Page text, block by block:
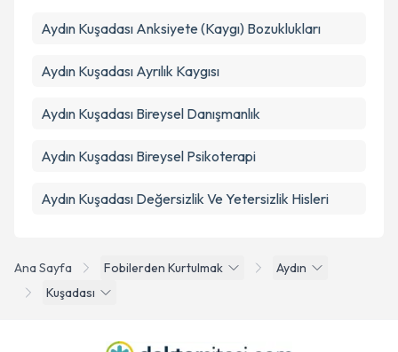
Ana Sayfa Fobilerden Kurtulmak
Aydın
Kuşadası
Aydın Kuşadası Anksiyete (Kaygı) Bozuklukları
Aydın Kuşadası Ayrılık Kaygısı
Aydın Kuşadası Bireysel Danışmanlık
Aydın Kuşadası Bireysel Psikoterapi
Aydın Kuşadası Değersizlik Ve Yetersizlik Hisleri